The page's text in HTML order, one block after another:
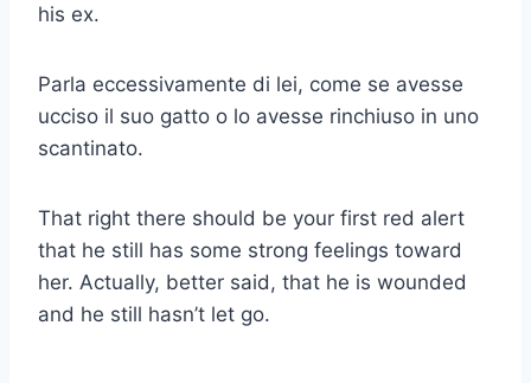
his ex.
Parla eccessivamente di lei, come se avesse
ucciso il suo gatto o lo avesse rinchiuso in uno
scantinato.
That right there should be your first red alert
that he still has some strong feelings toward
her. Actually, better said, that he is wounded
and he still hasn’t let go.